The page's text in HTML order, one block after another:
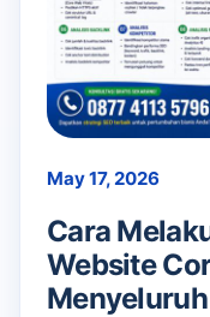
May 17, 2026
Cara
Website
Menyeluruh